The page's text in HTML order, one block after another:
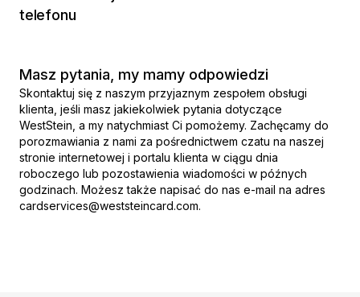
telefonu
Masz pytania, my mamy odpowiedzi
Skontaktuj się z naszym przyjaznym zespołem obsługi
klienta, jeśli masz jakiekolwiek pytania dotyczące
WestStein, a my natychmiast Ci pomożemy. Zachęcamy do
porozmawiania z nami za pośrednictwem czatu na naszej
stronie internetowej i portalu klienta w ciągu dnia
roboczego lub pozostawienia wiadomości w późnych
godzinach. Możesz także napisać do nas e-mail na adres
cardservices@weststeincard.com.